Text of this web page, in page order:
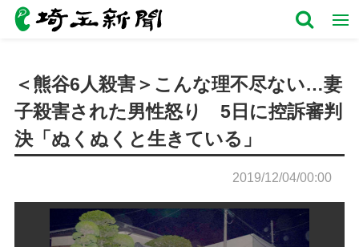
＜熊谷6人殺害＞こんな理不尽ない…妻
子殺害された男性怒り 5日に控訴審判
決「ぬくぬくと生きている」
2019/12/04/00:00